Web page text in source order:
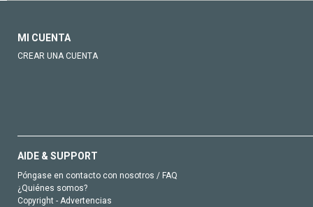
MI CUENTA
CREAR UNA CUENTA
AIDE & SUPPORT
Póngase en contacto con nosotros / FAQ
¿Quiénes somos?
Copyright - Advertencias